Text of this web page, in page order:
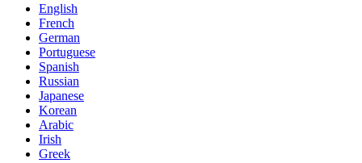
English
French
German
Portuguese
Spanish
Russian
Japanese
Korean
Arabic
Irish
Greek